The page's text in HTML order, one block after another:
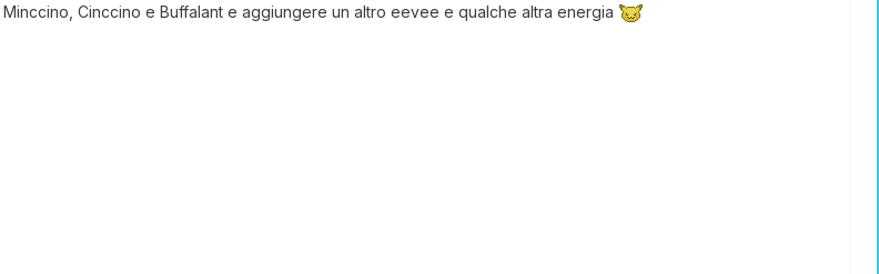
Cinccino e Buffalant e aggiungere un altro eevee e qualche altra energia